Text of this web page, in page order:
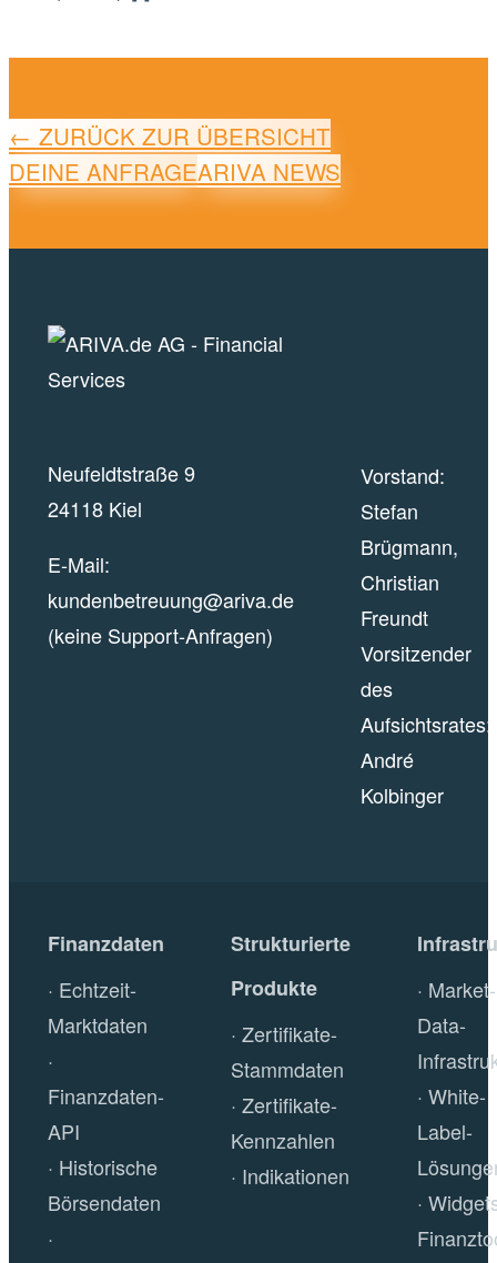
← ZURÜCK ZUR ÜBERSICHT
DEINE ANFRAGEARIVA NEWS
Neufeldtstraße 9
24118 Kiel
E-Mail:
kundenbetreuung@ariva.de
(keine Support-Anfragen)
Vorstand:
Stefan
Brügmann,
Christian
Freundt
Vorsitzender
des
Aufsichtsrates:
André
Kolbinger
Finanzdaten
Echtzeit-
Marktdaten
Finanzdaten-
API
Historische
Börsendaten
Strukturierte
Produkte
Zertifikate-
Stammdaten
Zertifikate-
Kennzahlen
Indikationen
Market-
Data-
White-
Label-